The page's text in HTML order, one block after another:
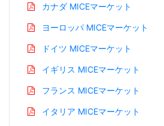
カナダ MICEマーケット
ヨーロッパ MICEマーケット
ドイツ MICEマーケット
イギリス MICEマーケット
フランス MICEマーケット
イタリア MICEマーケット